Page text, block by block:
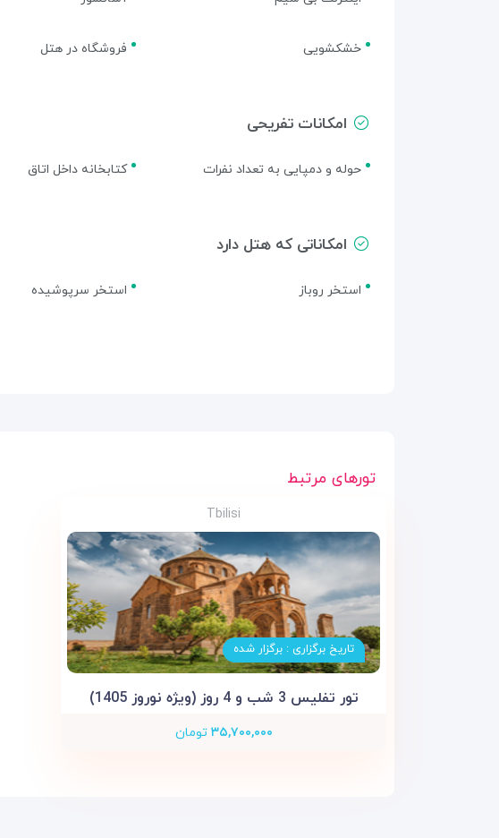
خشکشویی فروشگاه در هتل
امکانات تفریحی
حوله و دمپایی به تعداد نفرات کتابخانه داخل اتاق
امکاناتی که هتل دارد
استخر روباز استخر سرپوشیده
تورهای مرتبط
Tbilisi
تاریخ برگزاری : برگزار شده
تور تفلیس 3 شب و 4 روز (ویژه نوروز 1405)
۳۵,۷۰۰,۰۰۰ تومان